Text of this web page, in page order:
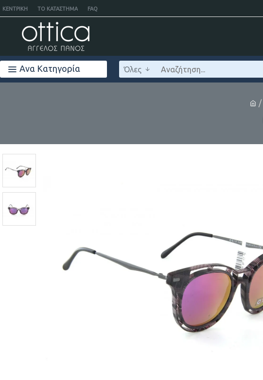
ΚΕΝΤΡΙΚΉ ΤΟ ΚΑΤΆΣΤΗΜΑ FAQ
Ανα Κατηγορία Όλες